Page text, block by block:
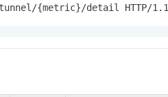
{metric}/detail HTTP/1.1